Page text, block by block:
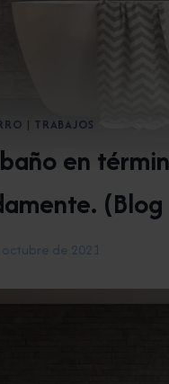
| TRABAJOS
en
octubre de 2021